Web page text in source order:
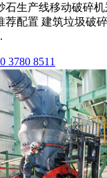
石生产线移动破碎
荐配置 建筑垃圾破
3780 8511